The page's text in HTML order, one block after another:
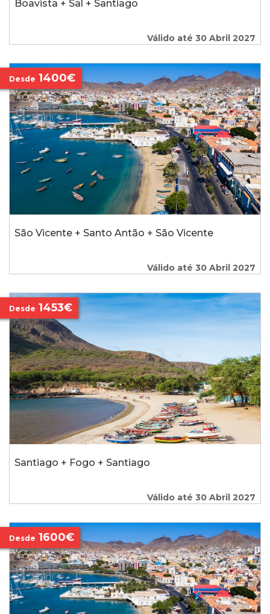
Boavista + Sal + Santiago
Válido até 30 Abril 2027
São Vicente + Santo Antão + São Vicente
Válido até 30 Abril 2027
Desde 1400€
Santiago + Fogo + Santiago
Válido até 30 Abril 2027
Desde 1453€
Desde 1600€